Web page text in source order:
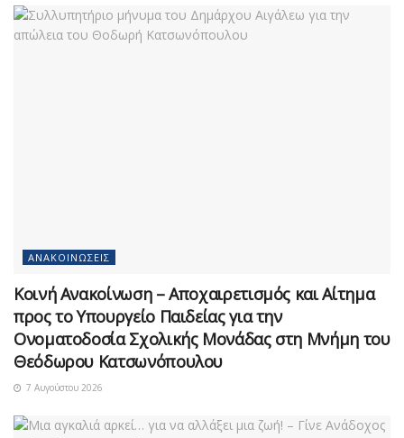
ΑΝΑΚΟΙΝΏΣΕΙΣ
Κοινή Ανακοίνωση – Αποχαιρετισμός και Αίτημα
προς το Υπουργείο Παιδείας για την
Ονοματοδοσία Σχολικής Μονάδας στη Μνήμη του
Θεόδωρου Κατσωνόπουλου
7 Αυγούστου 2026